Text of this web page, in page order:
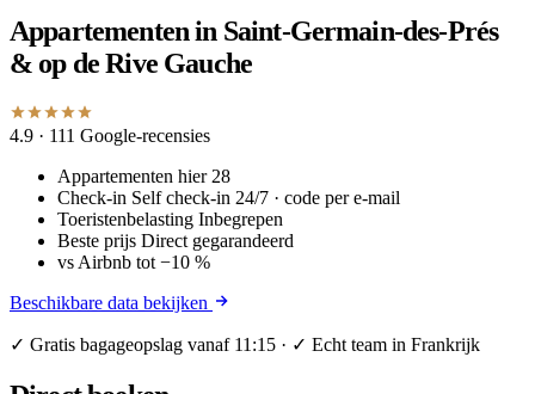
Appartementen in Saint-Germain-des-Prés
& op de Rive Gauche
4.9 · 111 Google-recensies
Appartementen hier 28
Check-in Self check-in 24/7 · code per e-mail
Toeristenbelasting Inbegrepen
Beste prijs Direct gegarandeerd
vs Airbnb tot −10 %
Beschikbare data bekijken
✓ Gratis bagageopslag vanaf 11:15 · ✓ Echt team in Frankrijk